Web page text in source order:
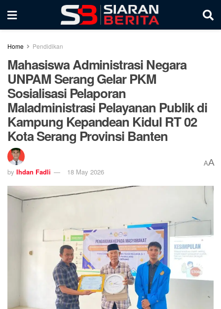
Home Pendidikan
Mahasiswa Administrasi Negara
UNPAM Serang Gelar PKM
Sosialisasi Pelaporan
Maladministrasi Pelayanan Publik di
Kampung Kepandean Kidul RT 02
Kota Serang Provinsi Banten
by Ihdan Fadli 18 May 2026
AA